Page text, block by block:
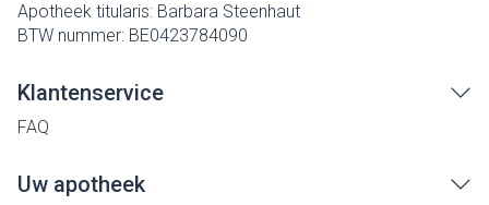
Apotheek titularis: Barbara Steenhaut
BTW nummer: BE0423784090
Klantenservice
FAQ
Uw apotheek